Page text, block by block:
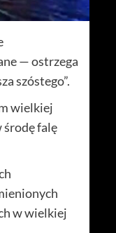
— ostrzega
szóstego”.
wielkiej
środę falę
w wielkiej